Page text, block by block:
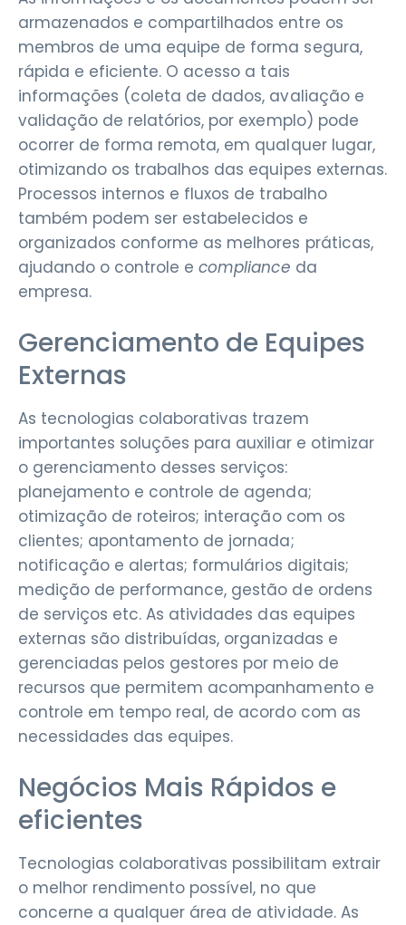
armazenados e compartilhados entre os
membros de uma equipe de forma segura,
rápida e eficiente. O acesso a tais
informações (coleta de dados, avaliação e
validação de relatórios, por exemplo) pode
ocorrer de forma remota, em qualquer lugar,
otimizando os trabalhos das equipes externas.
Processos internos e fluxos de trabalho
também podem ser estabelecidos e
organizados conforme as melhores práticas,
ajudando o controle ecompliance da
empresa.
Gerenciamento de Equipes
Externas
As tecnologias colaborativas trazem
importantes soluções para auxiliar e otimizar
o gerenciamento desses serviços:
planejamento e controle de agenda;
otimização de roteiros; interação com os
clientes; apontamento de jornada;
notificação e alertas; formulários digitais;
medição de performance, gestão de ordens
de serviços etc. As atividades das equipes
externas são distribuídas, organizadas e
gerenciadas pelos gestores por meio de
recursos que permitem acompanhamento e
controle em tempo real, de acordo com as
necessidades das equipes.
Negócios Mais Rápidos e
eficientes
Tecnologias colaborativas possibilitam extrair
o melhor rendimento possível, no que
concerne a qualquer área de atividade. As